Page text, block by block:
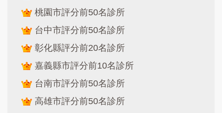
桃園市評分前50名診所
台中市評分前50名診所
彰化縣評分前20名診所
嘉義縣市評分前10名診所
台南市評分前50名診所
高雄市評分前50名診所